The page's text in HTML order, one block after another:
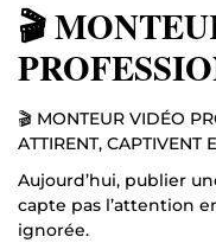
🎬
VIDÉOS
🎬 MONTEUR VIDÉO
ATTIRENT, CAPTIVENT
Aujourd’hui, publier
capte pas l’attention
ignorée.